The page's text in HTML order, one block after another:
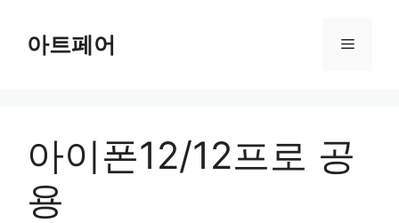
아트페어 메
아이폰12/12프로 공
용